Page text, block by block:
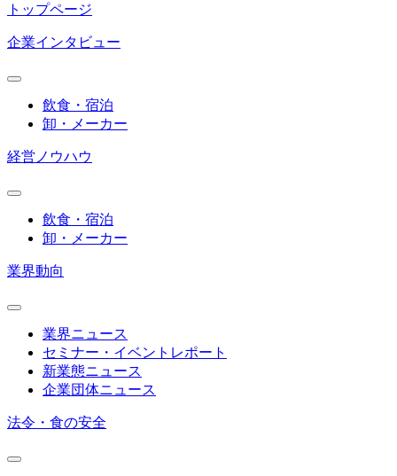
トップページ
企業インタビュー
飲食・宿泊
卸・メーカー
経営ノウハウ
飲食・宿泊
卸・メーカー
業界動向
業界ニュース
セミナー・イベントレポート
新業態ニュース
企業団体ニュース
法令・食の安全